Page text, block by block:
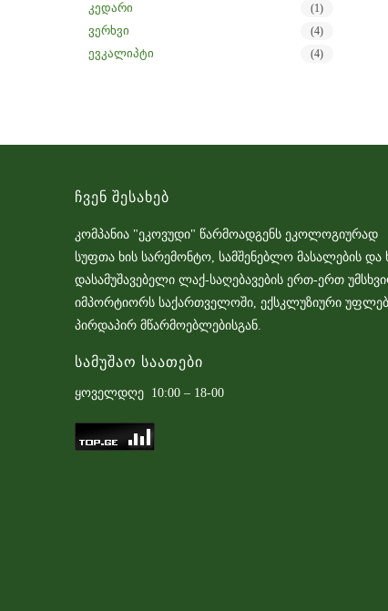
კედარი (1)
ვერხვი (4)
ევკალიპტი (4)
Ჩვენ Შესახებ
კომპანია "ეკოვუდი" წარმოადგენს ეკოლოგიურად
სუფთა ხის სარემონტო, სამშენებლო მასალების და
დასამუშავებელი ლაქ-საღებავების ერთ-ერთ
იმპორტიორს საქართველოში, ექსკლუზიური
პირდაპირ მწარმოებლებისგან.
Სამუშაო Საათები
ყოველდღე 10:00 – 18-00